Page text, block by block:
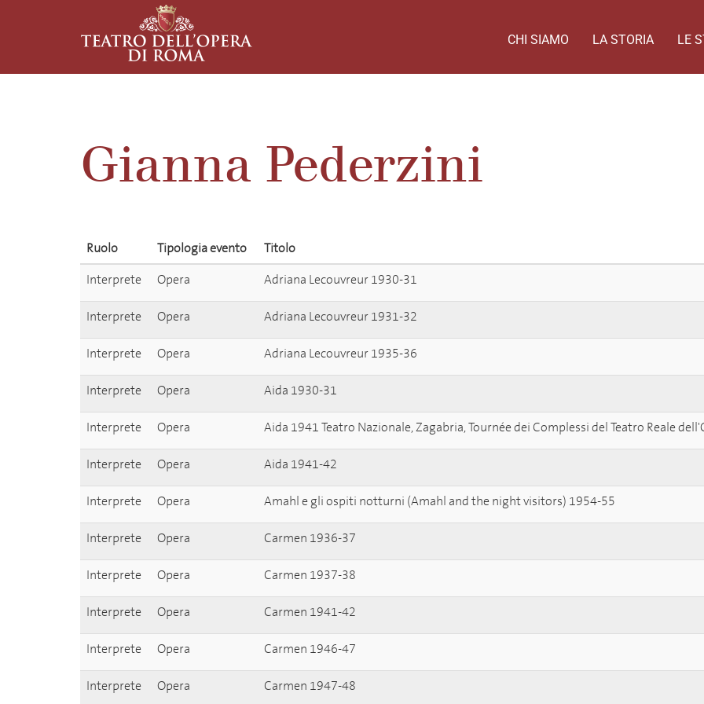
CHI SIAMO LA STORIA LE
Gianna Pederzini
Ruolo Tipologia evento
Titolo
Interprete
Opera Adriana Lecouvreur 1930-31
Interprete Opera Adriana Lecouvreur 1931-32
Interprete Opera Adriana Lecouvreur 1935-36
Interprete Opera Aida 1930-31
Interprete Opera Aida 1941 Teatro Nazionale, Zagabria, Tournée dei Complessi del Teatro Reale
Interprete Opera Aida 1941-42
Interprete Opera Amahl e gli ospiti notturni (Amahl and the night visitors) 1954-55
Interprete Opera Carmen 1936-37
Interprete Opera Carmen 1937-38
Interprete Opera Carmen 1941-42
Interprete Opera Carmen 1946-47
Interprete Opera Carmen 1947-48